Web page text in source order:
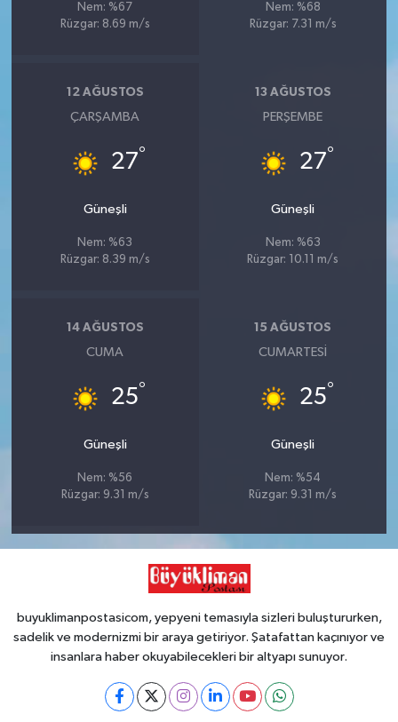
Nem: %67
Rüzgar: 8.69 m/s
Nem: %68
Rüzgar: 7.31 m/s
12 AĞUSTOS
ÇARŞAMBA
27°
Güneşli
Nem: %63
Rüzgar: 8.39 m/s
13 AĞUSTOS
PERŞEMBE
27°
Güneşli
Nem: %63
Rüzgar: 10.11 m/s
14 AĞUSTOS
CUMA
25°
Güneşli
Nem: %56
Rüzgar: 9.31 m/s
15 AĞUSTOS
CUMARTESI
25°
Güneşli
Nem: %54
Rüzgar: 9.31 m/s
buyuklimanpostasicom, yepyeni temasıyla sizleri buluştururken,
sadelik ve modernizmi bir araya getiriyor. Şatafattan kaçınıyor ve
insanlara haber okuyabilecekleri bir altyapı sunuyor.